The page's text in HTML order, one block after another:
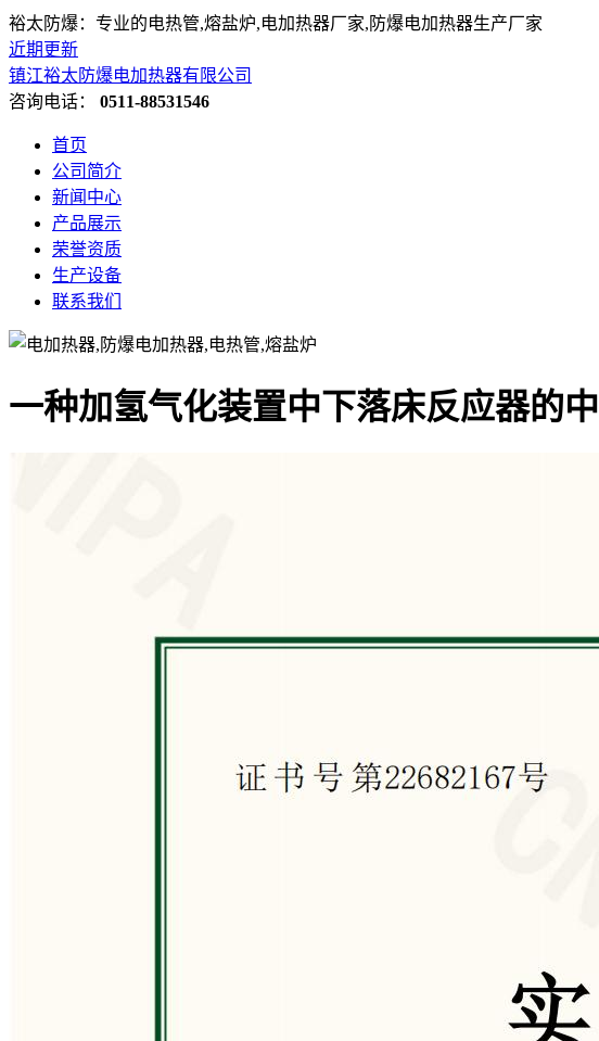
裕太防爆：专业的电热管,熔盐炉,电加热器厂家,防爆电加热器生产厂家
近期更新
镇江裕太防爆电加热器有限公司
咨询电话： 0511-88531546
首页
公司简介
新闻中心
产品展示
荣誉资质
生产设备
联系我们
一种加氢气化装置中下落床反应器的